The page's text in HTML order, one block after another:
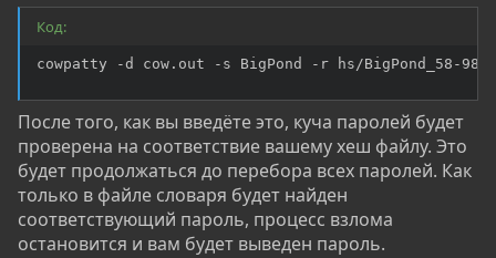
Код:
cowpatty -d cow.out -s BigPond -r hs/BigPond_58-98-
После того, как вы введёте это, куча паролей будет
проверена на соответствие вашему хеш файлу. Это
будет продолжаться до перебора всех паролей. Как
только в файле словаря будет найден
соответствующий пароль, процесс взлома
остановится и вам будет выведен пароль.